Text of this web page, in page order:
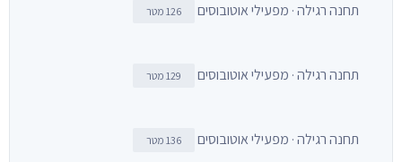
תחנה רגילה · מפעילי אוטובוסים 126 מטר
תחנה רגילה · מפעילי אוטובוסים 129 מטר
תחנה רגילה · מפעילי אוטובוסים 136 מטר